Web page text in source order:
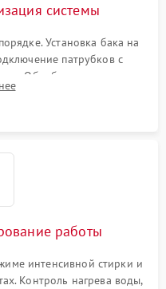
системы
Установка бака на
патрубков с
Обработка стыков
протечек воды.
работы
интенсивной стирки и
Контроль нагрева воды,